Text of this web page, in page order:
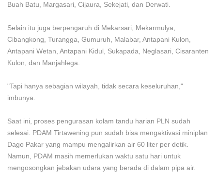
Buah Batu, Margasari, Cijaura, Sekejati, dan Derwati.
Selain itu juga berpengaruh di Mekarsari, Mekarmulya,
Cibangkong, Turangga, Gumuruh, Malabar, Antapani Kulon,
Antapani Wetan, Antapani Kidul, Sukapada, Neglasari, Cisaranten
Kulon, dan Manjahlega.
"Tapi hanya sebagian wilayah, tidak secara keseluruhan,"
imbunya.
Saat ini, proses pengurasan kolam tandu harian PLN sudah
selesai. PDAM Tirtawening pun sudah bisa mengaktivasi miniplan
Dago Pakar yang mampu mengalirkan air 60 liter per detik.
Namun, PDAM masih memerlukan waktu satu hari untuk
mengosongkan jebakan udara yang berada di dalam pipa air.